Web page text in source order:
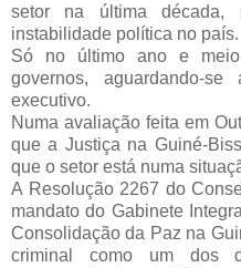
setor na última década,
instabilidade política no país.
Só no último ano e
governos, aguardando-
executivo.
Numa avaliação feita em
que a Justiça na Guiné-
que o setor está numa
A Resolução 2267 do
mandato do Gabinete
Consolidação da Paz na
criminal como um dos